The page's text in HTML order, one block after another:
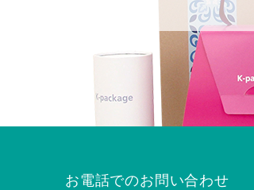
お電話でのお問い合わせ